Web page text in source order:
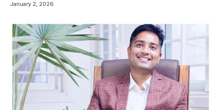
January 2, 2026